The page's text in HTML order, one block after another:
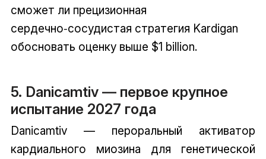
сможет ли прецизионная
сердечно‑сосудистая стратегия Kardigan
обосновать оценку выше $1 billion.
5. Danicamtiv — первое крупное
испытание 2027 года
Danicamtiv — пероральный активатор
кардиального миозина для генетической